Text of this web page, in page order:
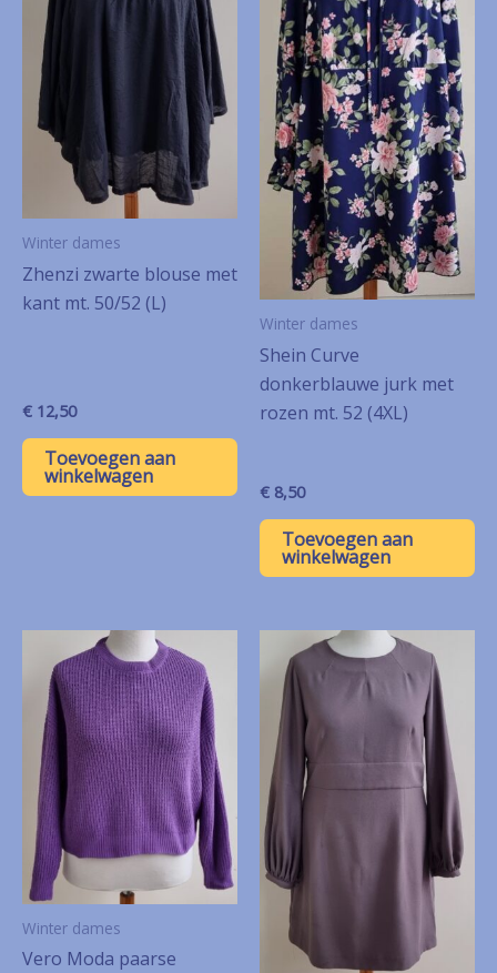
Winter dames
Zhenzi zwarte blouse met
kant mt. 50/52 (L)
€ 12,50
Toevoegen aan
winkelwagen
Winter dames
Shein Curve
donkerblauwe jurk met
rozen mt. 52 (4XL)
€ 8,50
Toevoegen aan
winkelwagen
Winter dames
Vero Moda paarse